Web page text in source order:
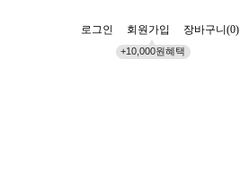
로그인 회원가입
+10,000원혜택
장바구니(0)